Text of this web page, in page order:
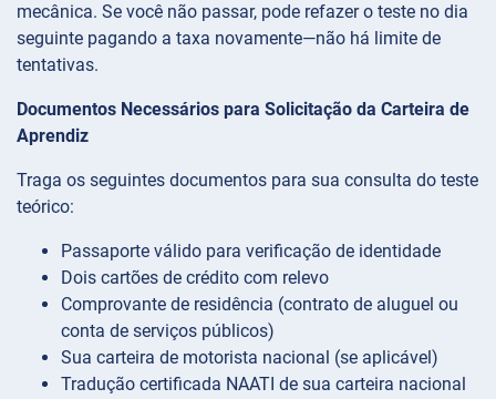
mecânica. Se você não passar, pode refazer o teste no dia
seguinte pagando a taxa novamente—não há limite de
tentativas.
Documentos Necessários para Solicitação da Carteira de
Aprendiz
Traga os seguintes documentos para sua consulta do teste
teórico:
Passaporte válido para verificação de identidade
Dois cartões de crédito com relevo
Comprovante de residência (contrato de aluguel ou
conta de serviços públicos)
Sua carteira de motorista nacional (se aplicável)
Tradução certificada NAATI de sua carteira nacional